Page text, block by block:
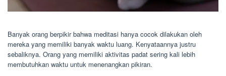
Banyak orang berpikir bahwa meditasi hanya cocok dilakukan oleh
mereka yang memiliki banyak waktu luang. Kenyataannya justru
sebaliknya. Orang yang memiliki aktivitas padat sering kali lebih
membutuhkan waktu untuk menenangkan pikiran.